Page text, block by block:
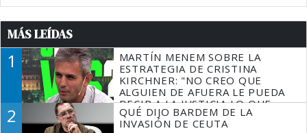
MÁS LEÍDAS
1
MARTÍN MENEM SOBRE LA
ESTRATEGIA DE CRISTINA
KIRCHNER: "NO CREO QUE
ALGUIEN DE AFUERA LE PUEDA
DECIR A LA JUSTICIA LO QUE
TIENE QUE HACER"
2
QUÉ DIJO BARDEM DE LA
INVASIÓN DE CEUTA